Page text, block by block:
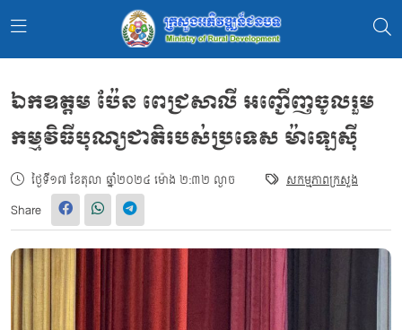
ឯកឧត្តម ប៉ែន ពេជ្រសាលី អញ្ជើញចូលរួម
កម្មវិធីបុណ្យជាតិរបស់ប្រទេស ម៉ាឡេស៊ី
ថ្ងៃទី១៧ ខែតុលា ឆ្នាំ២០២៤ ម៉ោង ២:៣២ ល្ងាច សកម្មភាពក្រសួង
Share